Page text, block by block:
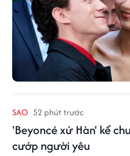
SAO 52 phút trước
'Beyoncé xứ Hàn' kể
cướp người yêu